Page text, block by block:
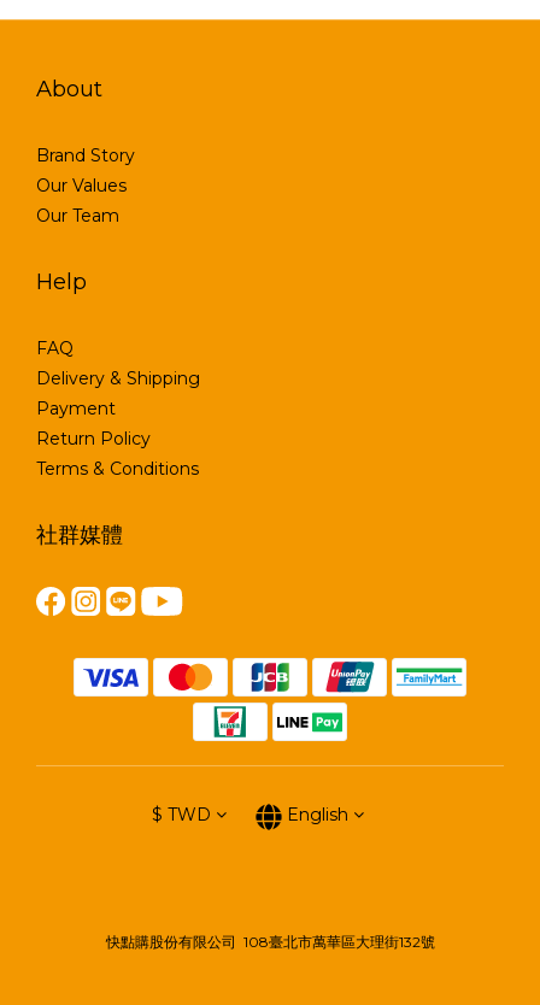
About
Brand Story
Our Values
Our Team
Help
FAQ
Delivery & Shipping
Payment
Return Policy
Terms & Conditions
社群媒體
$ TWD English
快點購股份有限公司 108臺北市萬華區大理街132號